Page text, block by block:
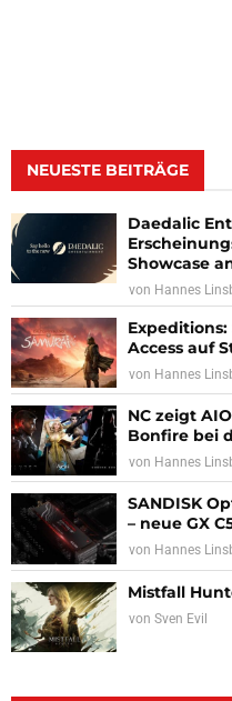
NEUESTE BEITRÄGE
Daedalic
Showcase
von Hannes
Access auf
von Hannes
NC zeigt
Bonfire bei
von Hannes
SANDISK
– neue GX
von Hannes
Mistfall
von Sven Evil